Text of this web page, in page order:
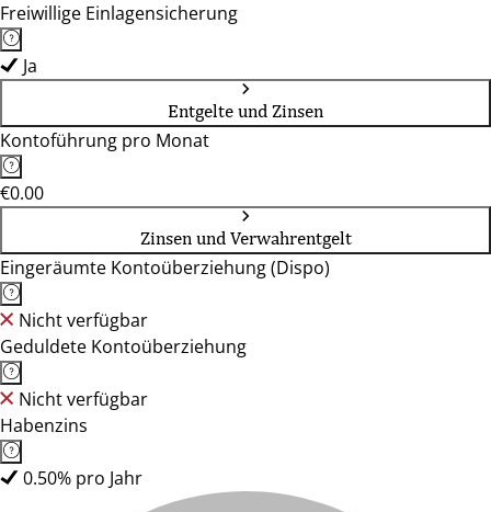
Freiwillige Einlagensicherung
Ja
Entgelte und Zinsen
Kontoführung pro Monat
€0.00
Zinsen und Verwahrentgelt
Eingeräumte Kontoüberziehung (Dispo)
Nicht verfügbar
Geduldete Kontoüberziehung
Nicht verfügbar
Habenzins
0.50% pro Jahr